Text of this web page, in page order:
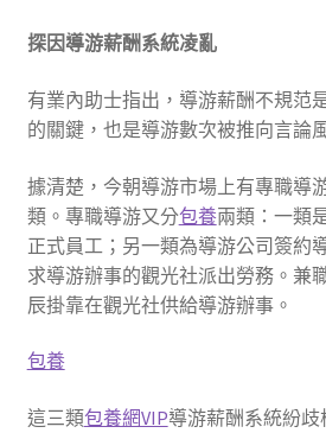
探因導游薪酬系統凌亂
有業內助士指出，導游薪酬不規范
的關鍵，也是導游數次被推向言論
據清楚，今朝導游市場上有專職導
類。專職導游又分包養兩類：一類
正式員工；另一類為導游公司簽約
求導游辦事的觀光社派出勞務。兼
辰掛靠在觀光社供給導游辦事。
包養
這三類包養網VIP導游薪酬系統紛